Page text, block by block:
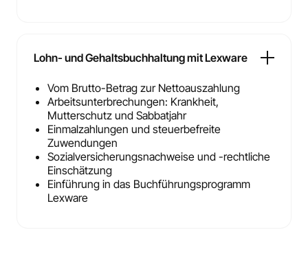
Lohn- und Gehaltsbuchhaltung mit Lexware
Vom Brutto-Betrag zur Nettoauszahlung
Arbeitsunterbrechungen: Krankheit,
Mutterschutz und Sabbatjahr
Einmalzahlungen und steuerbefreite
Zuwendungen
Sozialversicherungsnachweise und -rechtliche
Einschätzung
Einführung in das Buchführungsprogramm
Lexware